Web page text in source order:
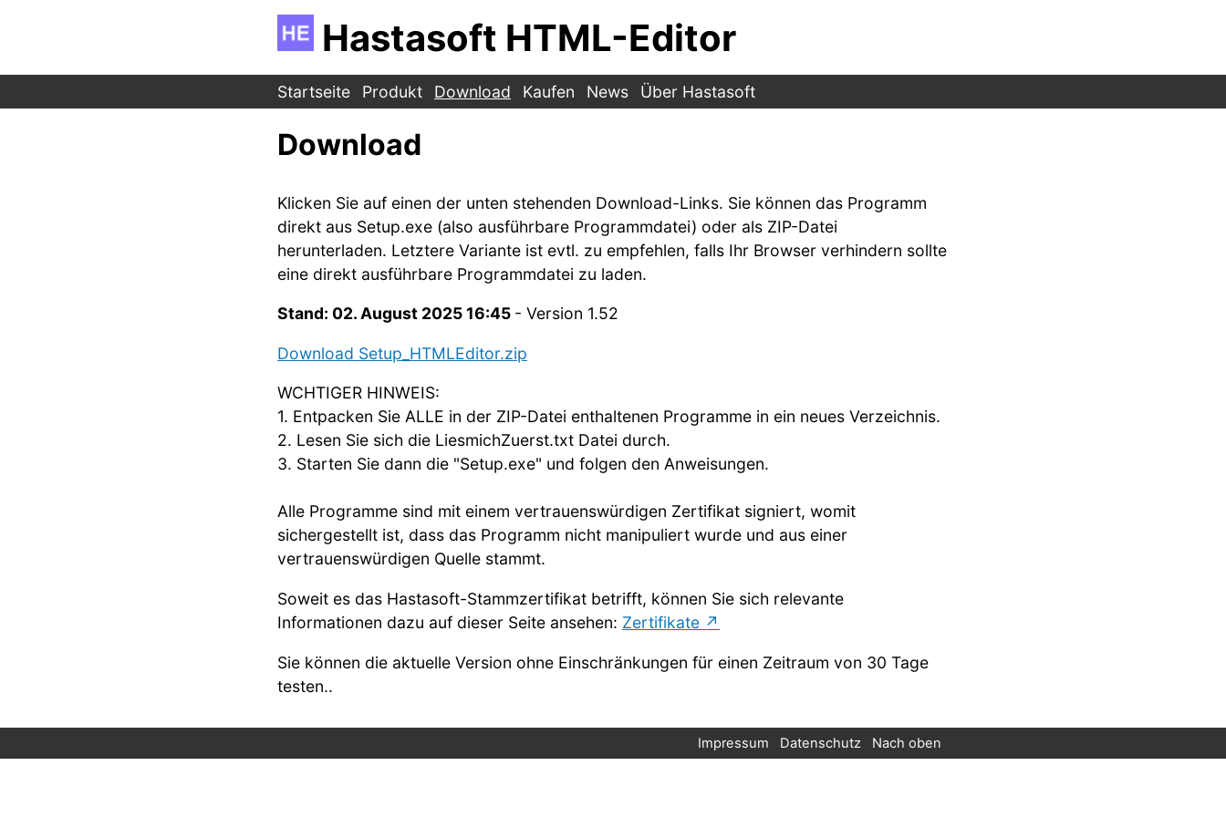
Hastasoft HTML-Editor
Startseite Produkt Download Kaufen News Über Hastasoft
Download
Klicken Sie auf einen der unten stehenden Download-Links. Sie können das Programm
direkt aus Setup.exe (also ausführbare Programmdatei) oder als ZIP-Datei
herunterladen. Letztere Variante ist evtl. zu empfehlen, falls Ihr Browser verhindern sollte
eine direkt ausführbare Programmdatei zu laden.
Stand: 02. August 2025 16:45 - Version 1.52
Download Setup_HTMLEditor.zip
WCHTIGER HINWEIS:
1. Entpacken Sie ALLE in der ZIP-Datei enthaltenen Programme in ein neues Verzeichnis.
2. Lesen Sie sich die LiesmichZuerst.txt Datei durch.
3. Starten Sie dann die "Setup.exe" und folgen den Anweisungen.
Alle Programme sind mit einem vertrauenswürdigen Zertifikat signiert, womit
sichergestellt ist, dass das Programm nicht manipuliert wurde und aus einer
vertrauenswürdigen Quelle stammt.
Soweit es das Hastasoft-Stammzertifikat betrifft, können Sie sich relevante
Informationen dazu auf dieser Seite ansehen: Zertifikate
Sie können die aktuelle Version ohne Einschränkungen für einen Zeitraum von 30 Tage
testen..
Impressum Datenschutz Nach oben